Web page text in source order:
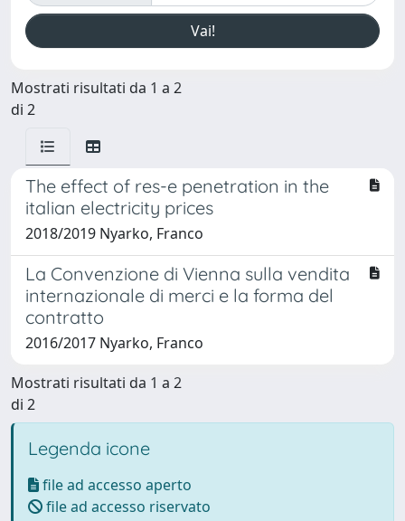
Mostrati risultati da 1 a 2
di 2
The effect of res-e penetration in the
italian electricity prices
2018/2019 Nyarko, Franco
La Convenzione di Vienna sulla vendita
internazionale di merci e la forma del
contratto
2016/2017 Nyarko, Franco
Mostrati risultati da 1 a 2
di 2
Legenda icone
file ad accesso aperto
file ad accesso riservato